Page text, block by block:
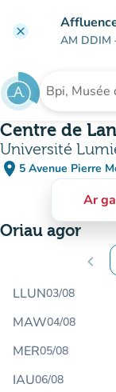
clear
AM DDIM
Chwilio am
Centre de
Université
place 5 Avenue Pierre
Ar
Oriau agor
chevron_left
LLUN03/08
MAW04/08
MER05/08
IAU06/08